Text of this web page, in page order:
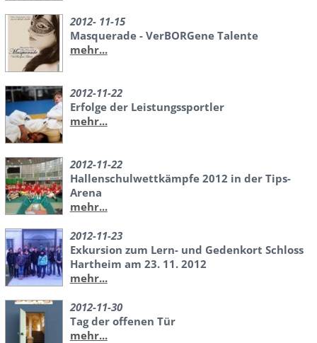
2012- 11-15
Masquerade - VerBORGene Talente
mehr...
2012-11-22
Erfolge der Leistungssportler
mehr...
2012-11-22
Hallenschulwettkämpfe 2012 in der Tips-
Arena
mehr...
2012-11-23
Exkursion zum Lern- und Gedenkort Schloss
Hartheim am 23. 11. 2012
mehr...
2012-11-30
Tag der offenen Tür
mehr...